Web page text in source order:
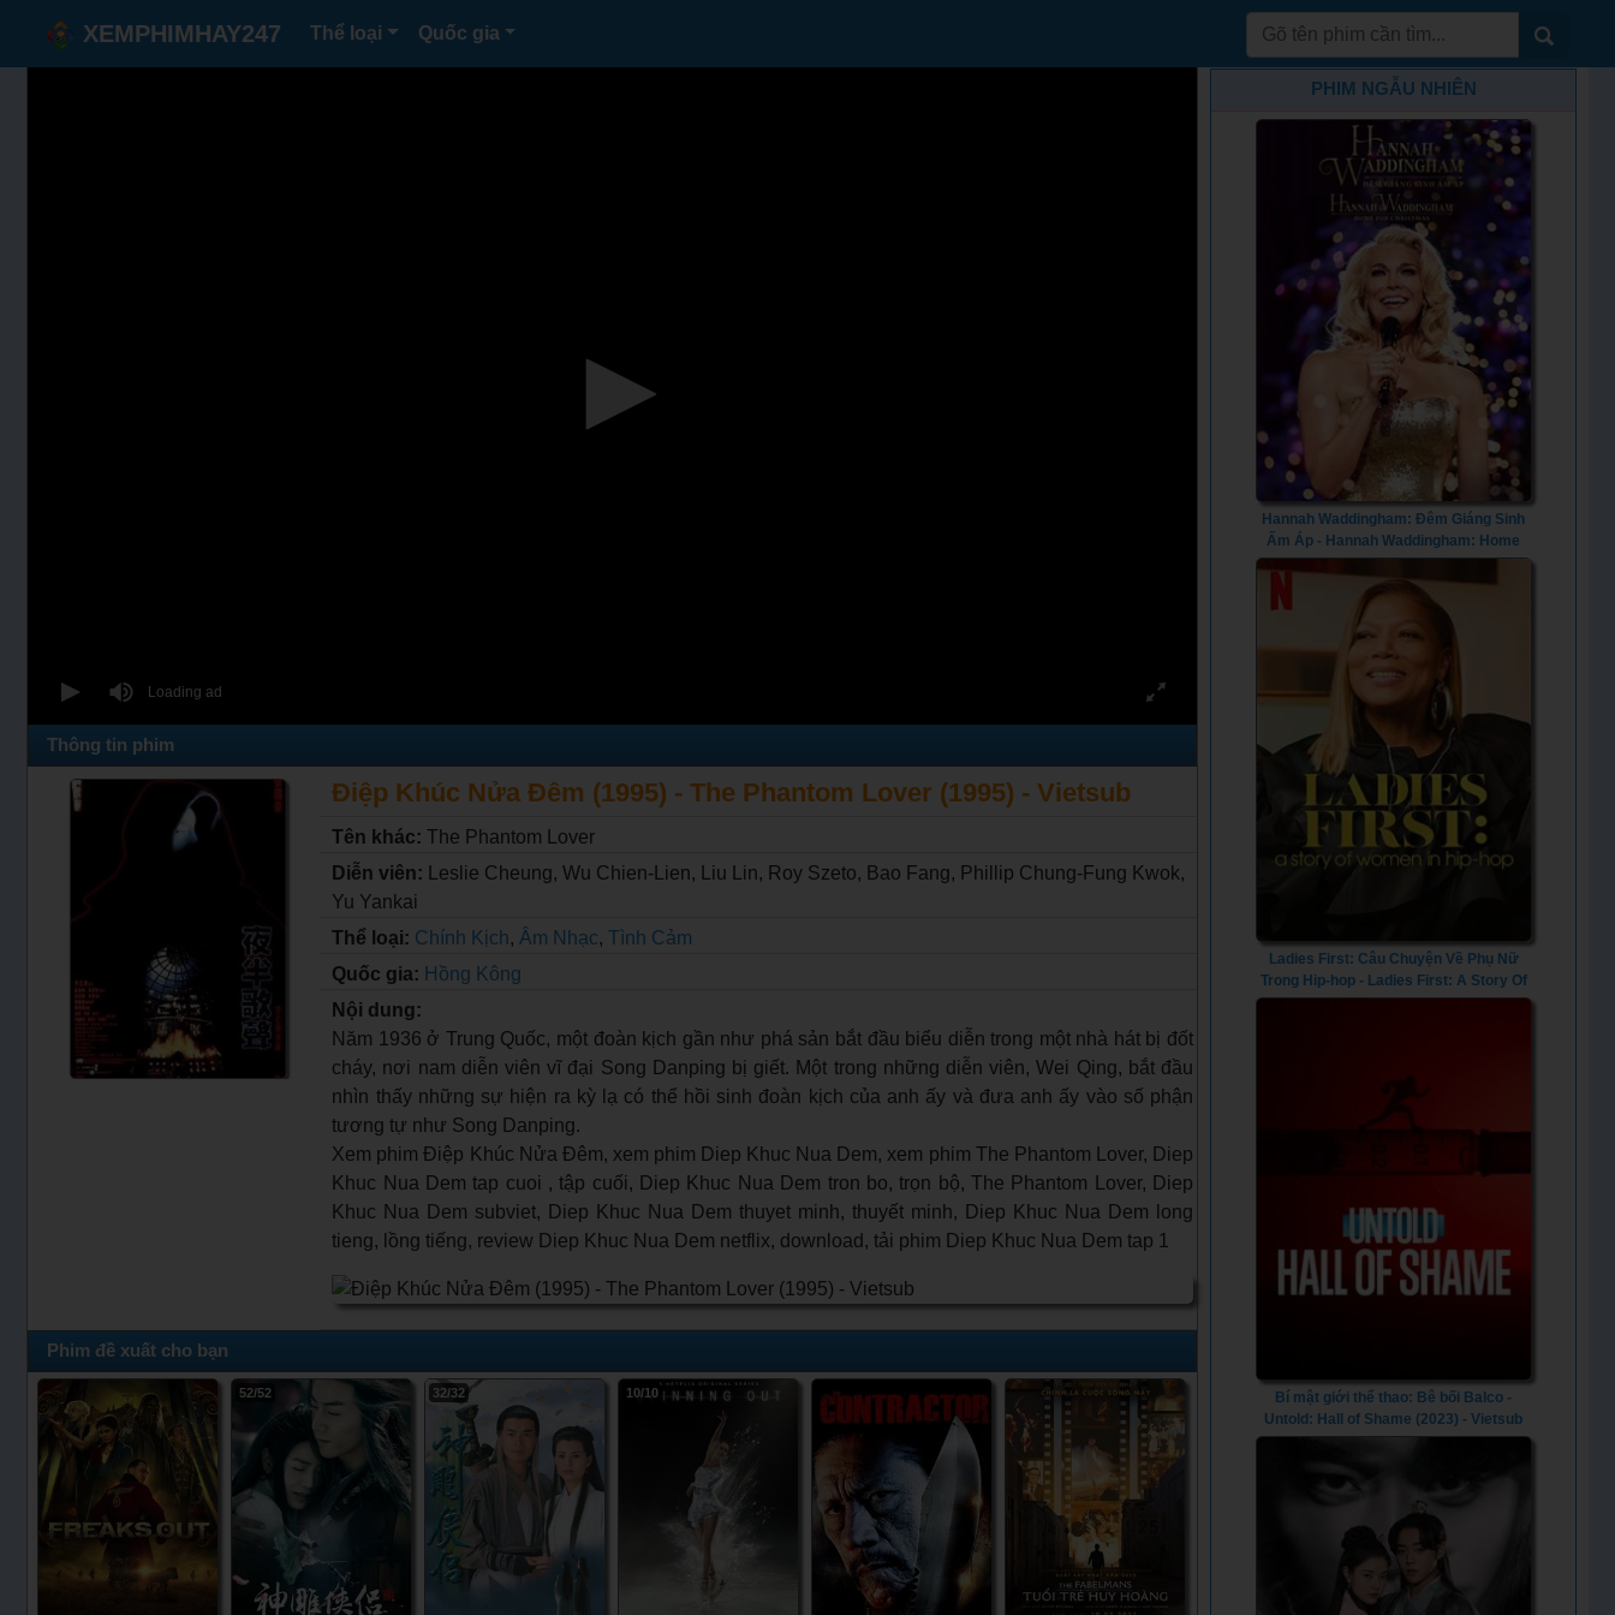
XEMPHIMHAY247 Thể loại Quốc gia
Thông tin phim
Điệp Khúc Nửa Đêm (1995) - The Phantom Lover (1995) - Vietsub
Tên khác:The Phantom Lover
Diễn viên:
Leslie Cheung, Wu Chien-Lien, Liu Lin, Roy Szeto, Bao Fang, Phillip Chung-Fung Kwok,
Yu Yankai
Thể loại: Chính Kịch, Âm Nhạc,Tình Cảm
Quốc gia: Hồng Kông
Nội dung:
Năm 1936 ở Trung Quốc, một đoàn kịch gần như phá sản bắt đầu biểu diễn trong một nhà hát bị đốt
cháy, nơi nam diễn viên vĩ đại Song Danping bị giết. Một trong những diễn viên, Wei Qing, bắt đầu
nhìn thấy những sự hiện ra kỳ lạ có thể hồi sinh đoàn kịch của anh ấy và đưa anh ấy vào số phận
tương tự như Song Danping.
Xem phim Điệp Khúc Nửa Đêm, xem phim Diep Khuc Nua Dem, xem phim The Phantom Lover, Diep
Khuc Nua Dem tap cuoi , tập cuối, Diep Khuc Nua Dem tron bo, trọn bộ, The Phantom Lover, Diep
Khuc Nua Dem subviet, Diep Khuc Nua Dem thuyet minh, thuyết minh, Diep Khuc Nua Dem long
tieng, lồng tiếng, review Diep Khuc Nua Dem netflix, download, tải phim Diep Khuc Nua Dem tap 1
Phim đề xuất cho bạn
52/52 32/32 10/10
PHIM NGẪU NHIÊN
Hannah Waddingham: Đêm Giáng Sinh
Ấm Áp - Hannah Waddingham: Home
For Christmas (2023) - Vietsub
Ladies First: Câu Chuyện Về Phụ Nữ
Trong Hip-hop - Ladies First: A Story Of
Women In Hip-Hop (2023) - Vietsub
Bí mật giới thể thao: Bê bối Balco -
Untold: Hall of Shame (2023) - Vietsub